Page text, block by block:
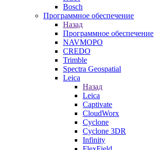
Bosch
Программное обеспечение
Назад
Программное обеспечение
NAVMOPO
CREDO
Trimble
Spectra Geospatial
Leica
Назад
Leica
Captivate
CloudWorx
Cyclone
Cyclone 3DR
Infinity